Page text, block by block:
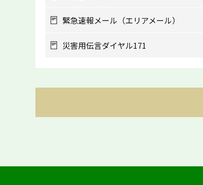
緊急速報メール（エリアメール）
災害用伝言ダイヤル171